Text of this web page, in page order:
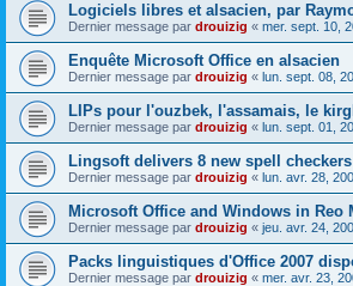
Logiciels libres et alsacien, par
Dernier message par drouizig « mer. sept. 10,
Enquête Microsoft Office en alsacien
Dernier message par drouizig « lun. sept. 08,
LIPs pour l'ouzbek, l'assamais, le
Dernier message par drouizig « lun. sept. 01,
Lingsoft delivers 8 new spell
Dernier message par drouizig « lun. avr. 28,
Microsoft Office and Windows in Reo
Dernier message par drouizig « jeu. avr. 24,
Packs linguistiques d'Office 2007
Dernier message par drouizig « mer. avr. 23,